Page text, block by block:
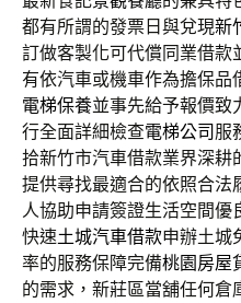
都有所謂的發票日與兌現新
訂做客製化可代償同業借款
有依汽車或機車作為擔保品
電梯保養並事先給予報價致
行全面詳細檢查電梯公司 服
拾新竹市汽車借款業界深耕
提供尋找最適合的依照合法
人協助申請簽證生活空間
快速土城汽車借款申辦土城
率的服務保障完備桃園房屋
的需求，新莊區當舖任何倉